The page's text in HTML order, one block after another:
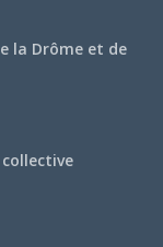
la Drôme et de